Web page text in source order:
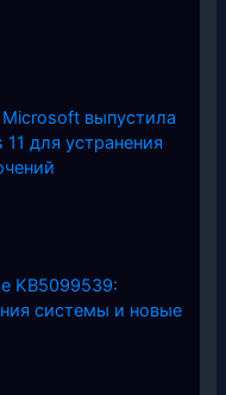
выпустила
для устранения
KB5099539:
системы и новые